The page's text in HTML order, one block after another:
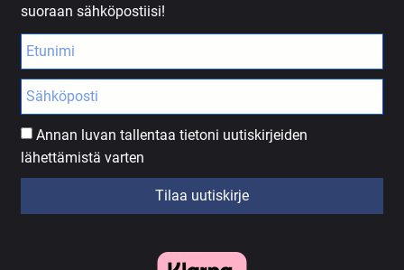
suoraan sähköpostiisi!
Annan luvan tallentaa tietoni uutiskirjeiden
lähettämistä varten
Tilaa uutiskirje